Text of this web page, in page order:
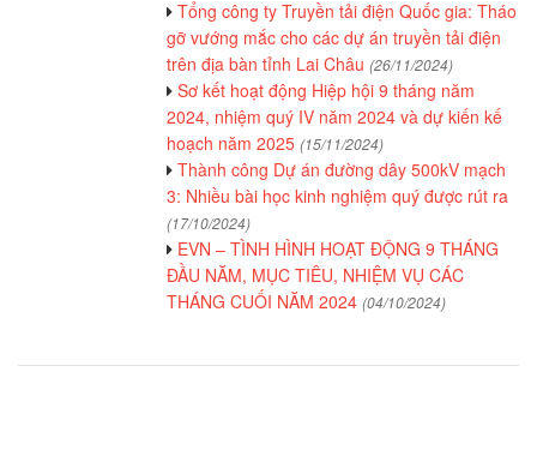
Tổng công ty Truyền tải điện Quốc gia: Tháo
gỡ vướng mắc cho các dự án truyền tải điện
trên địa bàn tỉnh Lai Châu (26/11/2024)
Sơ kết hoạt động Hiệp hội 9 tháng năm
2024, nhiệm quý IV năm 2024 và dự kiến kế
hoạch năm 2025 (15/11/2024)
Thành công Dự án đường dây 500kV mạch
3: Nhiều bài học kinh nghiệm quý được rút ra
(17/10/2024)
EVN – TÌNH HÌNH HOẠT ĐỘNG 9 THÁNG
ĐẦU NĂM, MỤC TIÊU, NHIỆM VỤ CÁC
THÁNG CUỐI NĂM 2024 (04/10/2024)